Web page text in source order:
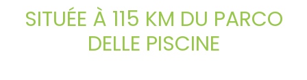
SITUÉE À 115 KM DU PARCO
DELLE PISCINE